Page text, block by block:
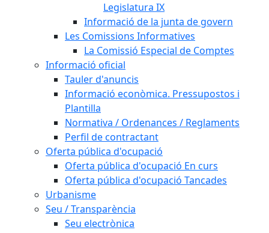
Legislatura IX
Informació de la junta de govern
Les Comissions Informatives
La Comissió Especial de Comptes
Informació oficial
Tauler d'anuncis
Informació econòmica. Pressupostos i
Plantilla
Normativa / Ordenances / Reglaments
Perfil de contractant
Oferta pública d'ocupació
Oferta pública d'ocupació En curs
Oferta pública d'ocupació Tancades
Urbanisme
Seu / Transparència
Seu electrònica